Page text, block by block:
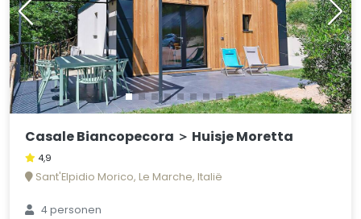
Casale Biancopecora ＞ Huisje Moretta
4,9
Sant'Elpidio Morico, Le Marche, Italië
4 personen